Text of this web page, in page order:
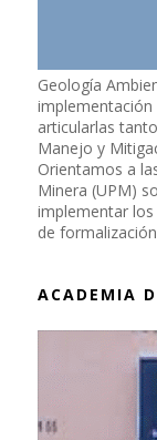
Geología
implementación
articularlas
Manejo y
Orientamos a
Minera (UPM)
implementar
de
ACADEMIA